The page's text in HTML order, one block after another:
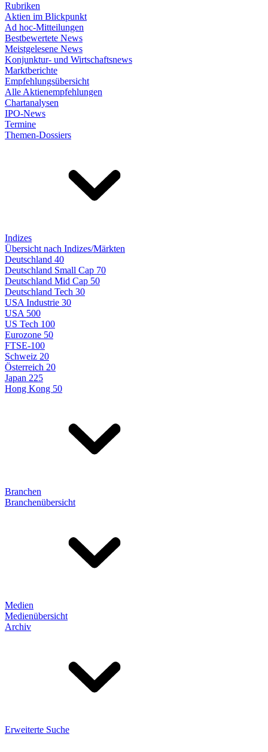
Rubriken
Aktien im Blickpunkt
Ad hoc-Mitteilungen
Bestbewertete News
Meistgelesene News
Konjunktur- und Wirtschaftsnews
Marktberichte
Empfehlungsübersicht
Alle Aktienempfehlungen
Chartanalysen
IPO-News
Termine
Themen-Dossiers
Indizes
Übersicht nach Indizes/Märkten
Deutschland 40
Deutschland Small Cap 70
Deutschland Mid Cap 50
Deutschland Tech 30
USA Industrie 30
USA 500
US Tech 100
Eurozone 50
FTSE-100
Schweiz 20
Österreich 20
Japan 225
Hong Kong 50
Branchen
Branchenübersicht
Medien
Medienübersicht
Archiv
Erweiterte Suche